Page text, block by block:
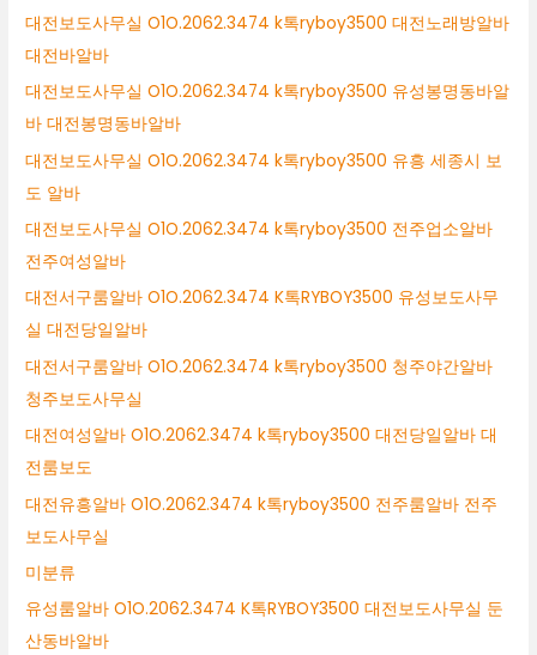
대전보도사무실 O1O.2062.3474 k톡ryboy3500 대전노래방알바
대전바알바
대전보도사무실 O1O.2062.3474 k톡ryboy3500 유성봉명동바알
바 대전봉명동바알바
대전보도사무실 O1O.2062.3474 k톡ryboy3500 유흥 세종시 보
도 알바
대전보도사무실 O1O.2062.3474 k톡ryboy3500 전주업소알바
전주여성알바
대전서구룸알바 O1O.2062.3474 K톡RYBOY3500 유성보도사무
실 대전당일알바
대전서구룸알바 O1O.2062.3474 k톡ryboy3500 청주야간알바
청주보도사무실
대전여성알바 O1O.2062.3474 k톡ryboy3500 대전당일알바 대
전룸보도
대전유흥알바 O1O.2062.3474 k톡ryboy3500 전주룸알바 전주
보도사무실
미분류
유성룸알바 O1O.2062.3474 K톡RYBOY3500 대전보도사무실 둔
산동바알바